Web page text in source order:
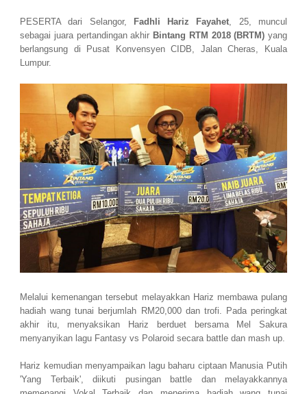
PESERTA dari Selangor, Fadhli Hariz Fayahet, 25, muncul
sebagai juara pertandingan akhir Bintang RTM 2018 (BRTM) yang
berlangsung di Pusat Konvensyen CIDB, Jalan Cheras, Kuala
Lumpur.
Melalui kemenangan tersebut melayakkan Hariz membawa pulang
hadiah wang tunai berjumlah RM20,000 dan trofi. Pada peringkat
akhir itu, menyaksikan Hariz berduet bersama Mel Sakura
menyanyikan lagu Fantasy vs Polaroid secara battle dan mash up.
Hariz kemudian menyampaikan lagu baharu ciptaan Manusia Putih
'Yang Terbaik', diikuti pusingan battle dan melayakkannya